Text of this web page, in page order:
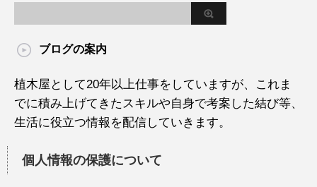
ブログの案内
植木屋として20年以上仕事をしていますが、これま
でに積み上げてきたスキルや自身で考案した結び等、
生活に役立つ情報を配信していきます。
個人情報の保護について